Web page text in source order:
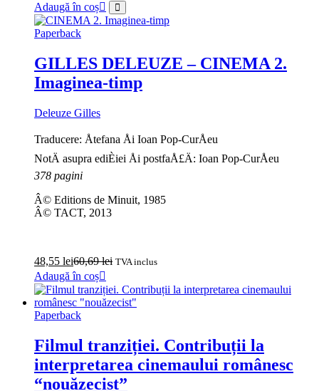
Adaugă în coș
Paperback
GILLES DELEUZE – CINEMA 2.
Imaginea-timp
Deleuze Gilles
Traducere: Åtefana Åi Ioan Pop-CurÅeu
NotÄ asupra ediÈiei Åi postfaÅ£Ä: Ioan Pop-CurÅeu
378 pagini
Â© Editions de Minuit, 1985
Â© TACT, 2013
48,55 lei60,69lei TVA inclus
Adaugă în coș
Paperback
Filmul tranziției. Contribuții la
interpretarea cinemaului românesc
“nouăzecist”